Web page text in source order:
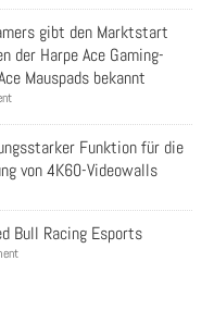
gibt den Marktstart
der Harpe Ace Gaming-
Mauspads bekannt
Funktion für die
von 4K60-Videowalls
Bull Racing Esports